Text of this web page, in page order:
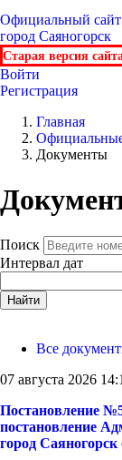
Официальный сайт
город Саяногорск
Старая версия
Войти
Регистрация
Главная
Документы
Поиск
Интервал дат
Найти
Все
07 августа 2026
Постановление
постановление
город